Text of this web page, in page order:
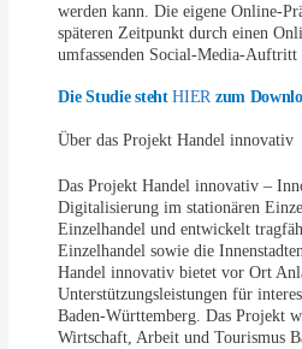
werden kann. Die eigene Online-
späteren Zeitpunkt durch einen
umfassenden Social-Media-Auftritt
Die Studie stehtHIERzum
Über das Projekt Handel innovativ
Das Projekt Handel innovativ –
Digitalisierung im stationären
Einzelhandel und entwickelt
Einzelhandel sowie die
Handel innovativ bietet vor Ort
Unterstützungsleistungen für
Baden-Württemberg. Das Projekt
Wirtschaft, Arbeit und Tourismus